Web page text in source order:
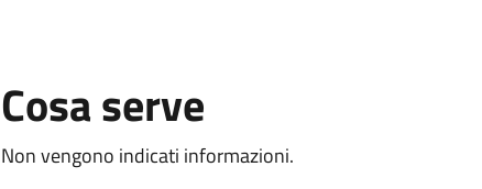
Cosa serve
Non vengono indicati informazioni.